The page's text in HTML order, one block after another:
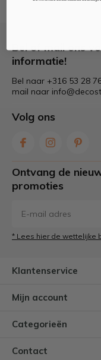
Bel of mail ons
informatie!
Bel naar +316 53 28
mail naar
Volg ons
Ontvang de
promoties
* Lees hier de wettelijke
Klantenservice
Mijn account
Categorieën
Contact